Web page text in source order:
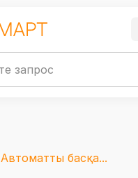
Автоматты басқа...